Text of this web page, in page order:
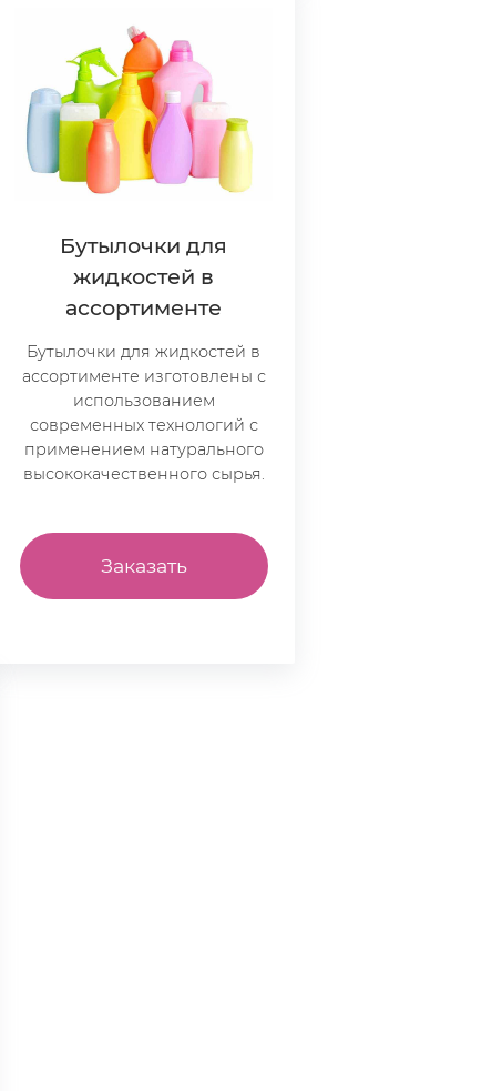
Бутылочки для
жидкостей в
ассортименте
Бутылочки для жидкостей в
ассортименте изготовлены с
использованием
современных технологий с
применением натурального
высококачественного сырья.
Заказать